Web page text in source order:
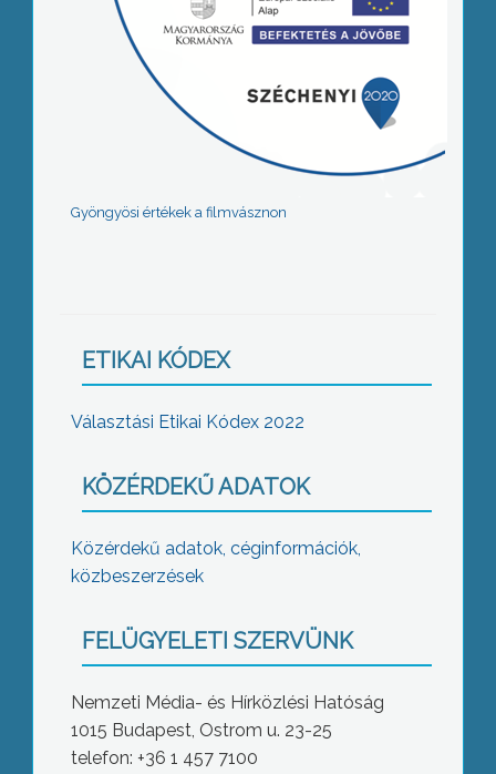
Gyöngyösi értékek a filmvásznon
ETIKAI KÓDEX
Választási Etikai Kódex 2022
KÖZÉRDEKŰ ADATOK
Közérdekű adatok, céginformációk,
közbeszerzések
FELÜGYELETI SZERVÜNK
Nemzeti Média- és Hírközlési Hatóság
1015 Budapest, Ostrom u. 23-25
telefon: +36 1 457 7100